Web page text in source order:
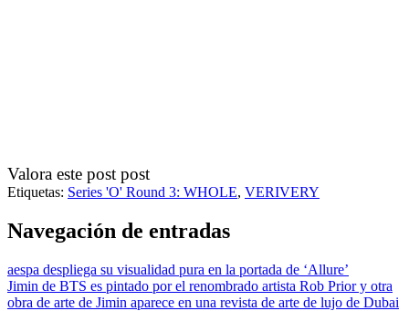
Valora este post post
Etiquetas: Series 'O' Round 3: WHOLE, VERIVERY
Navegación de entradas
aespa despliega su visualidad pura en la portada de ‘Allure’
Jimin de BTS es pintado por el renombrado artista Rob Prior y otra
obra de arte de Jimin aparece en una revista de arte de lujo de Dubai